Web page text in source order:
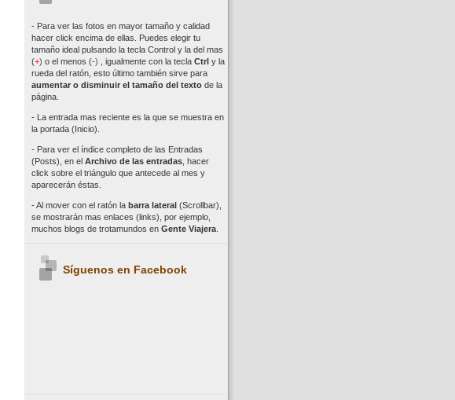
- Para ver las fotos en mayor tamaño y calidad
hacer click encima de ellas. Puedes elegir tu
tamaño ideal pulsando la tecla Controly la del mas
(+) o el menos (-) igualmente con la tecla Ctrl y la
rueda del ratón, esto último también sirve para
aumentar o disminuir el tamaño del textode la
página.
- La entrada mas reciente es la que se muestra en
la portada (Inicio).
- Para ver el índice completo de las Entradas
(Posts), en el Archivo de las entradas, hacer
click sobre el triángulo que antecede al mes y
aparecerán éstas.
- Al mover con el ratón la barra lateral(Scrollbar),
se mostrarán mas enlaces (links), por ejemplo,
muchos blogs de trotamundos en Gente Viajera.
Síguenos en Facebook